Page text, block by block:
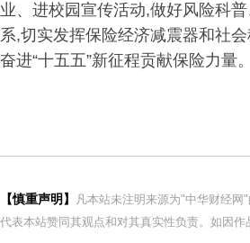
业、进校园宣传活动,做好风险科
系,切实发挥保险经济减震器和社
奋进“十五五”新征程贡献保险力量。
【慎重声明】
凡本站未注明来源为"中华财经
代表本站赞同其观点和对其真实性负责。如因